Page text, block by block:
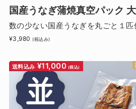
国産うなぎ蒲焼真空パック
数の少ない国産うなぎを丸ごと１匹
¥3,980 (税込み)
送料込み ¥11,000 (税込)